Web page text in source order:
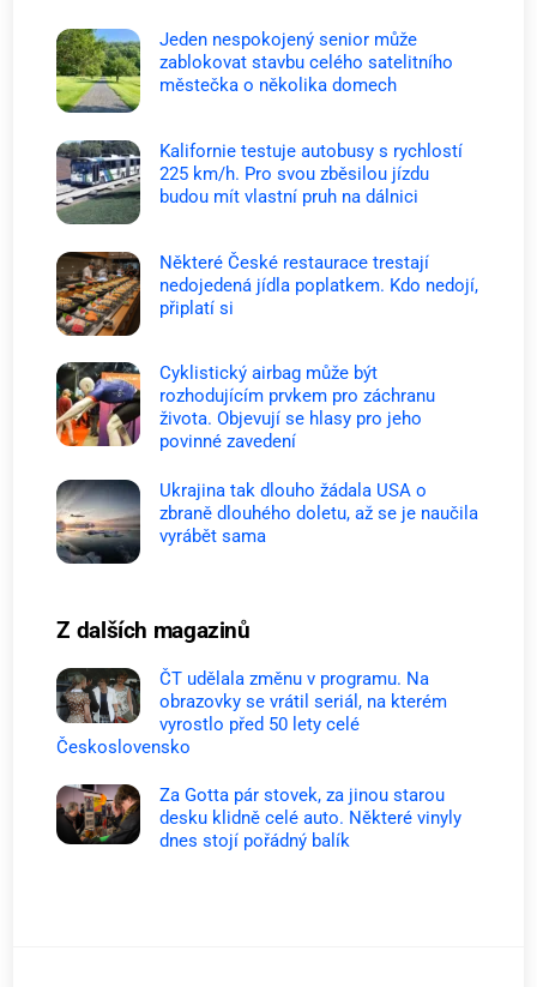
Jeden nespokojený senior může
zablokovat stavbu celého satelitního
městečka o několika domech
Kalifornie testuje autobusy s rychlostí
225 km/h. Pro svou zběsilou jízdu
budou mít vlastní pruh na dálnici
Některé České restaurace trestají
nedojedená jídla poplatkem. Kdo nedojí,
připlatí si
Cyklistický airbag může být
rozhodujícím prvkem pro záchranu
života. Objevují se hlasy pro jeho
povinné zavedení
Ukrajina tak dlouho žádala USA o
zbraně dlouhého doletu, až se je naučila
vyrábět sama
Z dalších magazinů
ČT udělala změnu v programu. Na
obrazovky se vrátil seriál, na kterém
vyrostlo před 50 lety celé
Československo
Za Gotta pár stovek, za jinou starou
desku klidně celé auto. Některé vinyly
dnes stojí pořádný balík